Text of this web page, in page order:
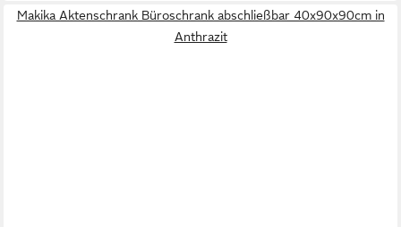
Makika Aktenschrank Büroschrank abschließbar 40x90x90cm in
Anthrazit